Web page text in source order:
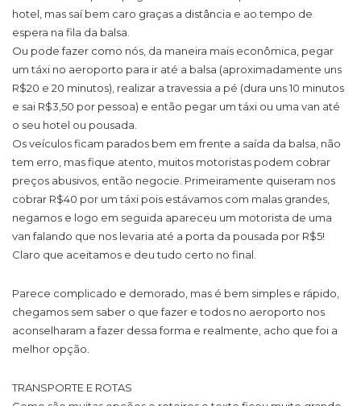
hotel, mas saí bem caro graças a distância e ao tempo de
espera na fila da balsa.
Ou pode fazer como nós, da maneira mais econômica, pegar
um táxi no aeroporto para ir até a balsa (aproximadamente uns
R$20 e 20 minutos), realizar a travessia a pé (dura uns 10 minutos
e sai R$3,50 por pessoa) e então pegar um táxi ou uma van até
o seu hotel ou pousada.
Os veículos ficam parados bem em frente a saída da balsa, não
tem erro, mas fique atento, muitos motoristas podem cobrar
preços abusivos, então negocie. Primeiramente quiseram nos
cobrar R$40 por um táxi pois estávamos com malas grandes,
negamos e logo em seguida apareceu um motorista de uma
van falando que nos levaria até a porta da pousada por R$5!
Claro que aceitamos e deu tudo certo no final.
Parece complicado e demorado, mas é bem simples e rápido,
chegamos sem saber o que fazer e todos no aeroporto nos
aconselharam a fazer dessa forma e realmente, acho que foi a
melhor opção.
TRANSPORTE E ROTAS